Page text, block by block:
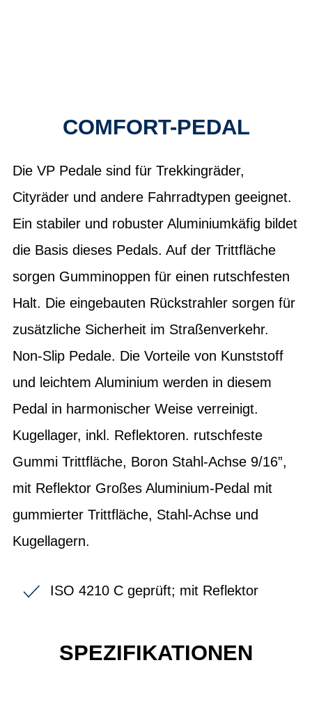
COMFORT-PEDAL
Die VP Pedale sind für Trekkingräder,
Cityräder und andere Fahrradtypen geeignet.
Ein stabiler und robuster Aluminiumkäfig bildet
die Basis dieses Pedals. Auf der Trittfläche
sorgen Gumminoppen für einen rutschfesten
Halt. Die eingebauten Rückstrahler sorgen für
zusätzliche Sicherheit im Straßenverkehr.
Non-Slip Pedale. Die Vorteile von Kunststoff
und leichtem Aluminium werden in diesem
Pedal in harmonischer Weise verreinigt.
Kugellager, inkl. Reflektoren. rutschfeste
Gummi Trittfläche, Boron Stahl-Achse 9/16”,
mit Reflektor Großes Aluminium-Pedal mit
gummierter Trittfläche, Stahl-Achse und
Kugellagern.
ISO 4210 C geprüft; mit Reflektor
SPEZIFIKATIONEN